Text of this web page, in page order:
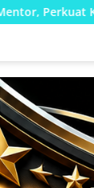
Nasional